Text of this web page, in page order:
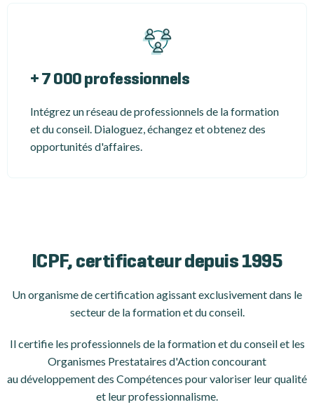
+ 7 000 professionnels
Intégrez un réseau de professionnels de la formation
et du conseil. Dialoguez, échangez et obtenez des
opportunités d'affaires.
ICPF, certificateur depuis 1995
Un organisme de certificationagissant exclusivement dans le
secteur de la formation et du conseil.
Il certifie les professionnels de la formation et du conseil et les
Organismes Prestataires d'Action concourant
au développement des Compétences pour valoriser leur qualité
et leur professionnalisme.